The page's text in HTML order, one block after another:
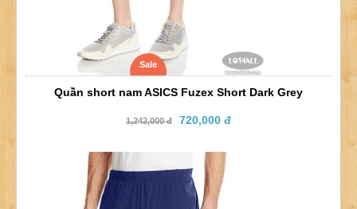
Sale
Quần short nam ASICS Fuzex Short Dark Grey
1,242,000 đ 720,000 đ